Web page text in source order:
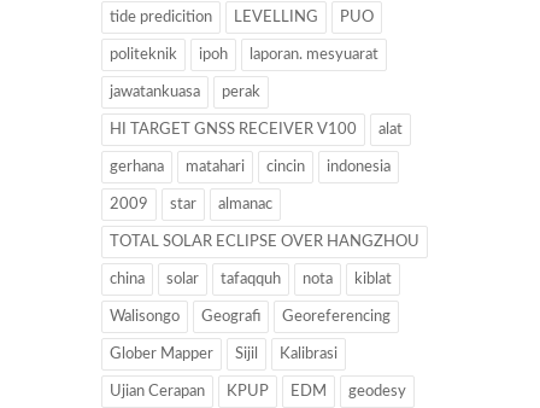
tide predicition LEVELLING PUO
politeknik ipoh laporan. mesyuarat
jawatankuasa perak
HI TARGET GNSS RECEIVER V100 alat
gerhana matahari cincin indonesia
2009 star almanac
TOTAL SOLAR ECLIPSE OVER HANGZHOU
china solar tafaqquh nota kiblat
Walisongo Geografi Georeferencing
Glober Mapper Sijil Kalibrasi
Ujian Cerapan KPUP EDM geodesy